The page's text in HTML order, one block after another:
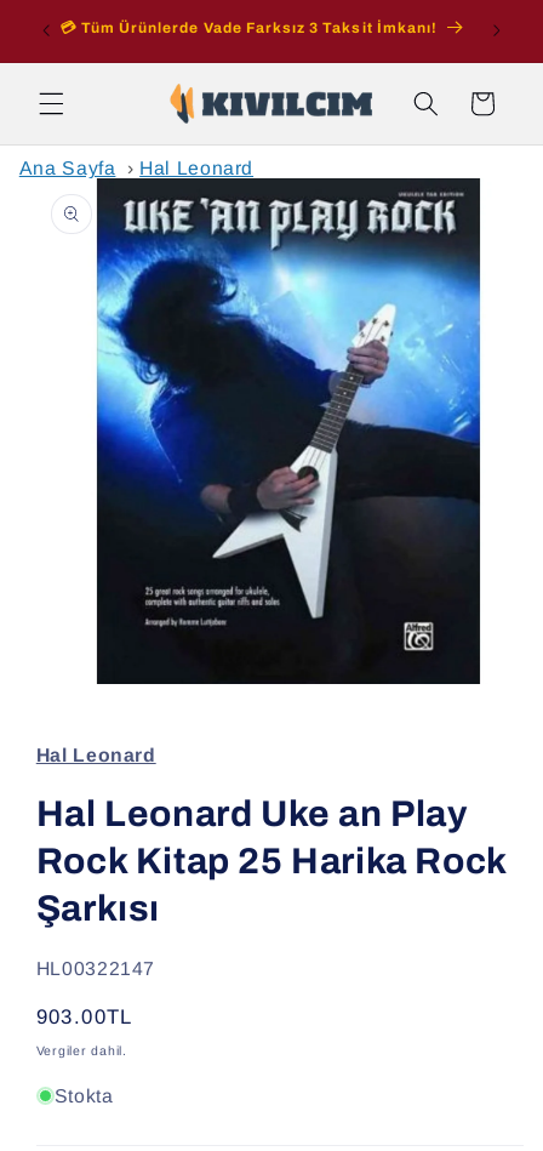
İçeriğe
atla
💳 Tüm Ürünlerde Vade Farksız 3 Taksit İmkanı!
Sepet
Ana Sayfa › Hal Leonard
Ürün
bilgisine
atla
oynatın
Hal Leonard
Hal Leonard Uke an Play
Rock Kitap 25 Harika Rock
Şarkısı
SKU:
HL00322147
Normal
fiyat
903.00TL
Vergiler dahil.
Stokta